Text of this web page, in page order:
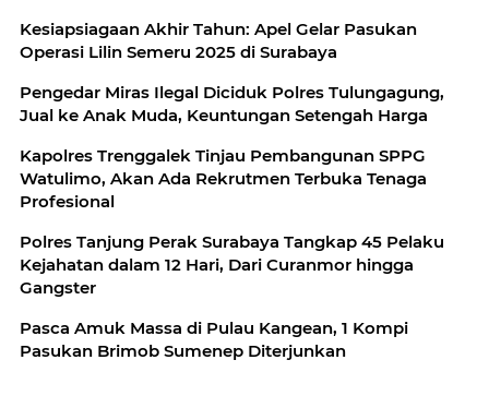
Kesiapsiagaan Akhir Tahun: Apel Gelar Pasukan
Operasi Lilin Semeru 2025 di Surabaya
Pengedar Miras Ilegal Diciduk Polres Tulungagung,
Jual ke Anak Muda, Keuntungan Setengah Harga
Kapolres Trenggalek Tinjau Pembangunan SPPG
Watulimo, Akan Ada Rekrutmen Terbuka Tenaga
Profesional
Polres Tanjung Perak Surabaya Tangkap 45 Pelaku
Kejahatan dalam 12 Hari, Dari Curanmor hingga
Gangster
Pasca Amuk Massa di Pulau Kangean, 1 Kompi
Pasukan Brimob Sumenep Diterjunkan